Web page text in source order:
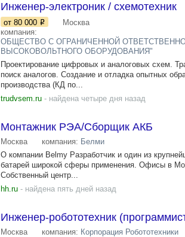
Инженер-электроник / схемотехник
от 80 000
Москва
компания:
ОБЩЕСТВО С ОГРАНИЧЕННОЙ
ВЫСОКОВОЛЬТНОГО ОБОРУДОВАНИЯ"
Проектирование цифровых и аналоговых схем.
поиск аналогов. Создание и отладка опытных
производства (КД по...
trudvsem.ru - найдена четыре дня назад
Монтажник РЭА/Сборщик АКБ
Москва компания: Белми
О компании Belmy Разработчик и один из
батарей широкой сферы применения. Офисы в
Собственный центр...
hh.ru - найдена пять дней назад
Инженер-робототехник
Москва компания: Корпорация Робототехники